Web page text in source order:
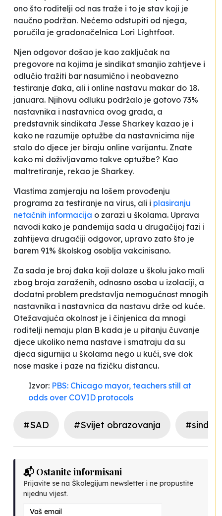
ono što roditelji od nas traže i to je stav koji je
naučno podržan. Nećemo odstupiti od njega,
poručila je gradonačelnica Lori Lightfoot.
Njen odgovor došao je kao zaključak na
pregovore na kojima je sindikat smanjio zahtjeve i
odlučio tražiti bar nasumično i neobavezno
testiranje đaka, ali i online nastavu makar do 18.
januara. Njihovu odluku podržalo je gotovo 73%
nastavnika i nastavnica ovog grada, a
predstavnik sindikata Jesse Sharkey kazao je i
kako ne razumije optužbe da nastavnicima nije
stalo do djece jer biraju online varijantu. Znate
kako mi doživljavamo takve optužbe? Kao
maltretiranje, rekao je Sharkey.
Vlastima zamjeraju na lošem provođenju
programa za testiranje na virus, ali i plasiranju
netačnih informacija o zarazi u školama. Uprava
navodi kako je pandemija sada u drugačijoj fazi i
zahtijeva drugačiji odgovor, upravo zato što je
barem 91% školskog osoblja vakcinisano.
Za sada je broj đaka koji dolaze u školu jako mali
zbog broja zaraženih, odnosno osoba u izolaciji, a
dodatni problem predstavlja nemogućnost mnogih
nastavnika i nastavnica da nastavu drže od kuće.
Otežavajuća okolnost je i činjenica da mnogi
roditelji nemaju plan B kada je u pitanju čuvanje
djece ukoliko nema nastave i smatraju da su
djeca sigurnija u školama nego u kući, sve dok
nose maske i paze na fizičku distancu.
Izvor: PBS: Chicago mayor, teachers still at
odds over COVID protocols
#SAD #Svijet obrazovanja
📬 Ostanite informisani
Prijavite se na Školegijum newsletter i ne propustite
nijednu vijest.